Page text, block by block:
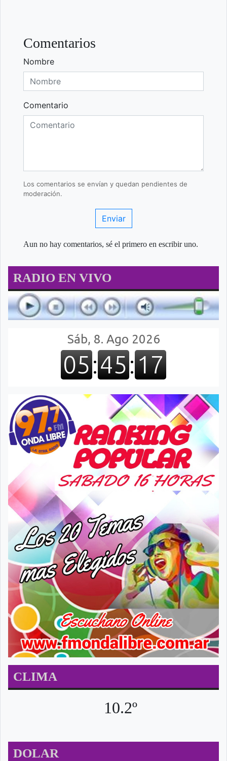
Comentarios
Nombre
Comentario
Los comentarios se envían y quedan pendientes de
moderación.
Enviar
Aun no hay comentarios, sé el primero en escribir uno.
RADIO EN VIVO
CLIMA
10.2º
DOLAR